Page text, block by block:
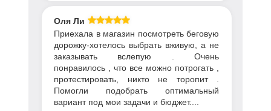
Оля Ли
Приехала в магазин посмотреть беговую
дорожку-хотелось выбрать вживую, а не
заказывать вслепую . Очень
понравилось , что все можно потрогать ,
протестировать, никто не торопит .
Помогли подобрать оптимальный
вариант под мои задачи и бюджет....